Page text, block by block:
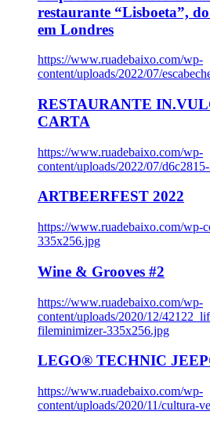
restaurante “Lisboeta”,
em Londres
https://www.ruadebaixo.com/wp-
content/uploads/2022/07/
RESTAURANTE
CARTA
https://www.ruadebaixo.com/wp-
content/uploads/2022/07/
ARTBEERFEST 2022
https://www.ruadebaixo.com/wp-
335x256.jpg
Wine & Grooves #2
https://www.ruadebaixo.com/wp-
content/uploads/2020/12/
fileminimizer-335x256.jpg
LEGO® TECHNIC
https://www.ruadebaixo.com/wp-
content/uploads/2020/11/cultura-